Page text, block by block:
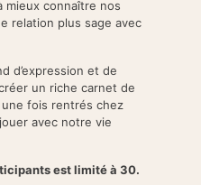
mieux connaître nos
relation plus sage avec
d’expression et de
un riche carnet de
fois rentrés chez
avec notre vie
est limité à 30.